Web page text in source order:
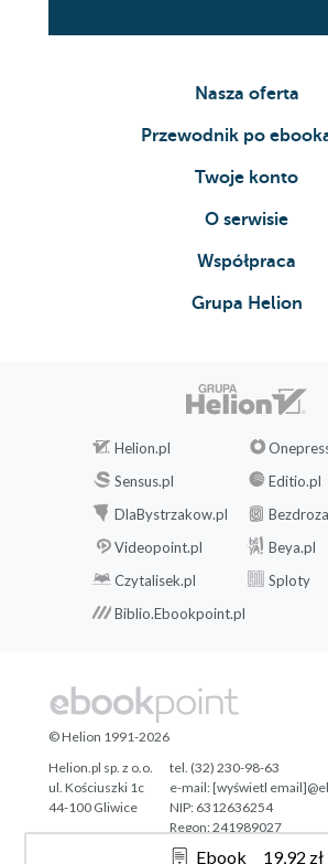
Ebook 19,92 zł
Nasza oferta
Przewodnik po
Twoje konto
O serwisie
Współpraca
Grupa Helion
Helion.pl
Sensus.pl
Editio.pl
DlaBystrzakow.pl
Videopoint.pl
Beya.pl
Czytalisek.pl
Sploty
Biblio.Ebookpoint.pl
Tonik.pl
© Helion 1991-2026
Helion.pl sp. z o.o.
ul. Kościuszki 1c
44-100 Gliwice
tel. (32) 230-98-63
e-mail:[wyświetl
NIP: 6312636254
Regon: 241989027